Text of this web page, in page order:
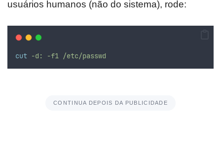
usuários humanos (não do sistema), rode:
cut -d: -f1 /etc/passwd
CONTINUA DEPOIS DA PUBLICIDADE